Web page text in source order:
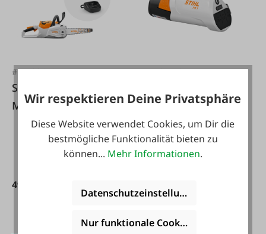
#FA130474
Stihl Motorsäge
MSA 80.0 C-B Akku
499,00 €*
#FA134753
Adapter PS 1.0
Wir respektieren Deine Privatsphäre
Diese Website verwendet Cookies, um Dir die
bestmögliche Funktionalität bieten zu
können... Mehr Informationen.
Datenschutzeinstellungen
Nur funktionale Cookies akzeptieren